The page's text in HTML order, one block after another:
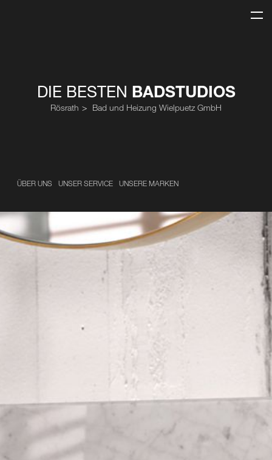
DIE BESTEN BADSTUDIOS
Rösrath Bad und Heizung Wielpuetz GmbH
ÜBER UNS UNSER SERVICE UNSERE MARKEN